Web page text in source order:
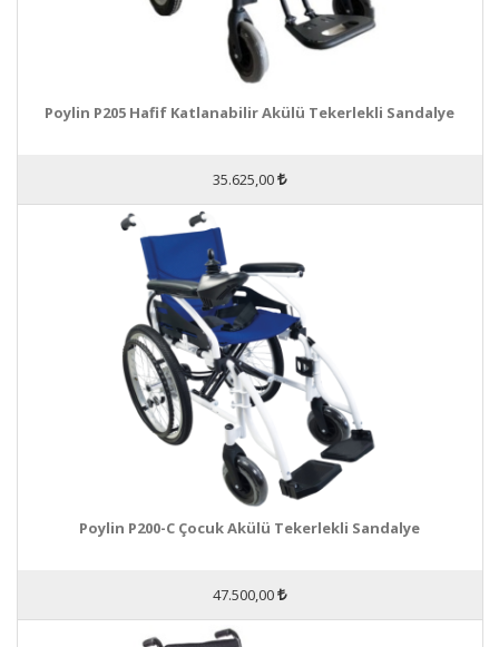
Poylin P205 Hafif Katlanabilir Akülü Tekerlekli Sandalye
35.625,00
Poylin P200-C Çocuk Akülü Tekerlekli Sandalye
47.500,00